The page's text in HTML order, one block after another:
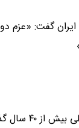
ایران گفت: